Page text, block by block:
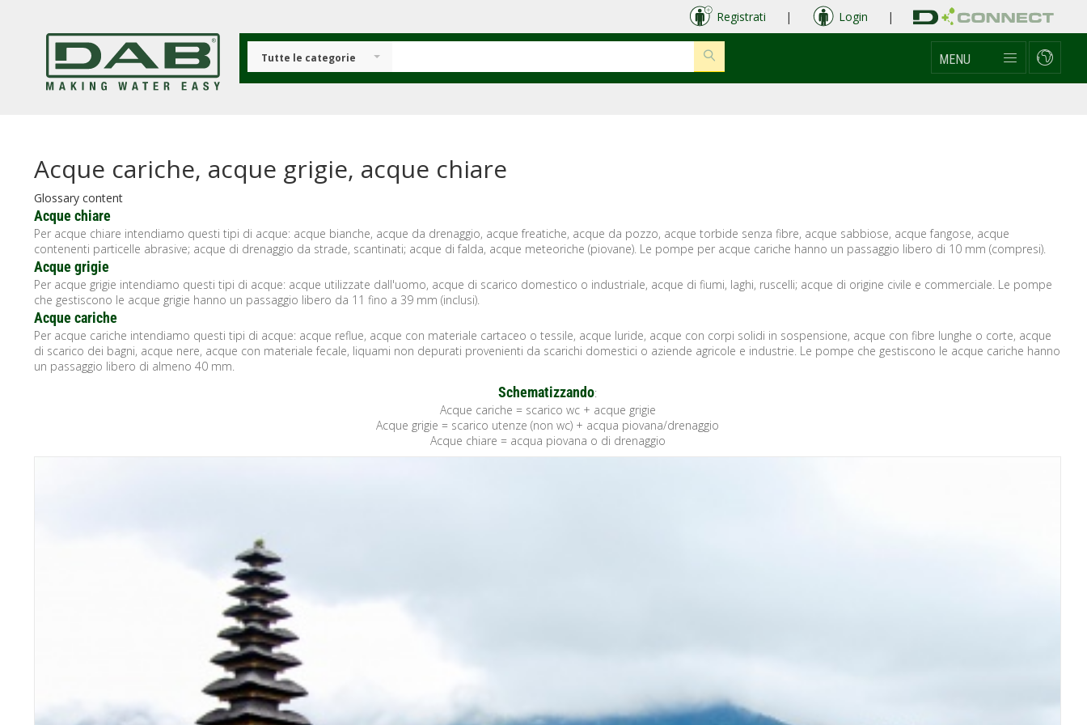
contenuto
Registrati | Login |
Tutte le categorie MENU
Acque cariche, acque grigie, acque chiare
Glossary content
Acque chiare
Per acque chiare intendiamo questi tipi di acque: acque bianche, acque da drenaggio, acque freatiche, acque da pozzo, acque torbide senza fibre, acque sabbiose, acque fangose, acque
contenenti particelle abrasive; acque di drenaggio da strade, scantinati; acque di falda, acque meteoriche (piovane). Le pompe per acque cariche hanno un passaggio libero di 10 mm (compresi).
Acque grigie
Per acque grigie intendiamo questi tipi di acque: acque utilizzate dall'uomo, acque di scarico domestico o industriale, acque di fiumi, laghi, ruscelli; acque di origine civile e commerciale. Le pompe
che gestiscono le acque grigie hanno un passaggio libero da 11 fino a 39 mm (inclusi).
Acque cariche
Per acque cariche intendiamo questi tipi di acque: acque reflue, acque con materiale cartaceo o tessile, acque luride, acque con corpi solidi in sospensione, acque con fibre lunghe o corte, acque
di scarico dei bagni, acque nere, acque con materiale fecale, liquami non depurati provenienti da scarichi domestici o aziende agricole e industrie. Le pompe che gestiscono le acque cariche hanno
un passaggio libero di almeno 40 mm.
Schematizzando:
Acque cariche = scarico wc + acque grigie
Acque grigie = scarico utenze (non wc) + acqua piovana/drenaggio
Acque chiare = acqua piovana o di drenaggio